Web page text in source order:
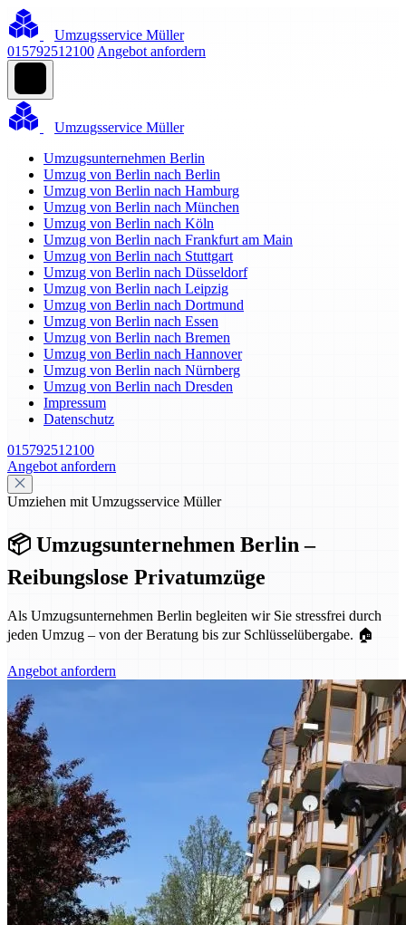
Umzugsservice Müller
015792512100 Angebot anfordern
Umzugsservice Müller
Umzugsunternehmen Berlin
Umzug von Berlin nach Berlin
Umzug von Berlin nach Hamburg
Umzug von Berlin nach München
Umzug von Berlin nach Köln
Umzug von Berlin nach Frankfurt am Main
Umzug von Berlin nach Stuttgart
Umzug von Berlin nach Düsseldorf
Umzug von Berlin nach Leipzig
Umzug von Berlin nach Dortmund
Umzug von Berlin nach Essen
Umzug von Berlin nach Bremen
Umzug von Berlin nach Hannover
Umzug von Berlin nach Nürnberg
Umzug von Berlin nach Dresden
Impressum
Datenschutz
015792512100
Angebot anfordern
Umziehen mit Umzugsservice Müller
📦 Umzugsunternehmen Berlin –
Reibungslose Privatumzüge
Als Umzugsunternehmen Berlin begleiten wir Sie stressfrei durch
jeden Umzug – von der Beratung bis zur Schlüsselübergabe. 🏠
Angebot anfordern